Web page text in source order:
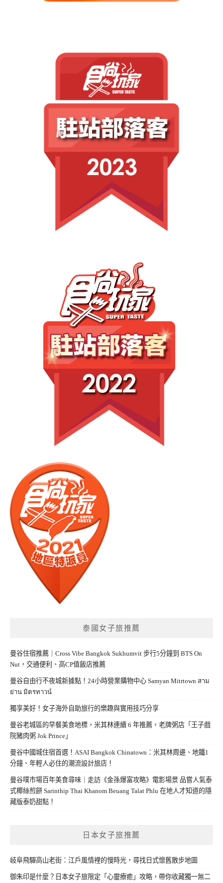
泰國女子旅推薦
曼谷住宿推薦｜Cross Vibe Bangkok Sukhumvit 步行5分鐘到 BTS On
Nut，交通便利、高CP值飯店推薦
曼谷自由行不夜城新據點！24小時營業購物中心 Samyan Mitrtown สาม
ย่าน มิตรทาวน์
獨享美好！女子海外自助旅行的樂趣與實用技巧分享
曼谷老城區的早餐美食地標，米其林連續 6 年推薦，老牌粥店「王子戲
院豬肉粥 Jok Prince」
曼谷中國城住宿首選！ASAI Bangkok Chinatown：米其林周邊、地鐵1
分鐘、年輕人必住的潮流設計旅店！
曼谷噗市場百年美食尋味｜走訪《金孫爆富攻略》電影場景 品嘗人氣泰
式椰絲煎餅 Sarinthip Thai Khanom Beuang Talat Phlu 在地人才知道的隱
藏版泰奶甜點！
日本女子旅推薦
岐阜飛驒高山老街：江戶風情裡的慢時光，尋找日式懷舊散步地圖
御朱印是什麼？日本女子旅限定「心靈療癒」攻略，帶你收藏獨一無二